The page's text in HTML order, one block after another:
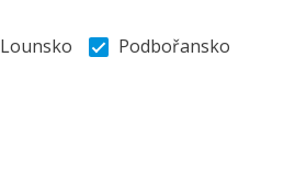
Lounsko
Podbořansko